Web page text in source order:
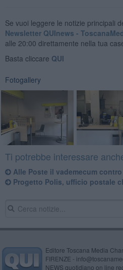
Se vuoi leggere le notizie principali
Newsletter QUInews -
alle 20:00 direttamente nella tua
Basta cliccare QUI
Fotogallery
Ti potrebbe interessare
Alle Poste il vademecum
Progetto Polis, ufficio postale
Editore Toscana Media
FIRENZE -
NEWS quotidiano on line